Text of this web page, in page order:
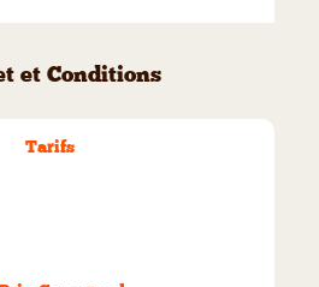
et Conditions
Tarifs